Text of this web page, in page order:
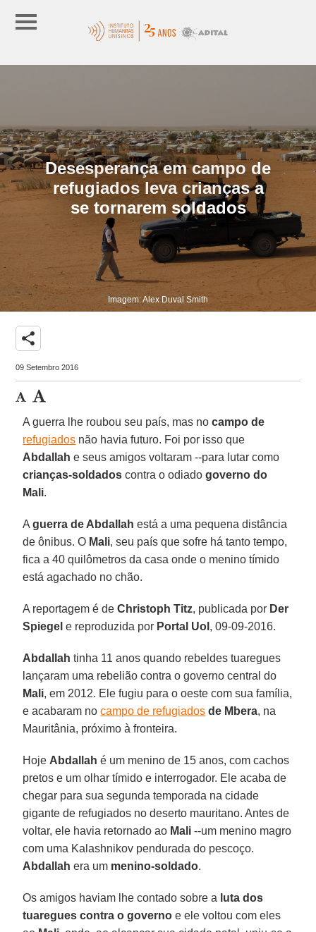
Desesperança em campo de
refugiados leva crianças a
se tornarem soldados
Imagem: Alex Duval Smith
share
09 Setembro 2016
A guerra lhe roubou seu país, mas nocampo de
refugiados não havia futuro. Foi por isso que
Abdallah e seus amigos voltaram --para lutar como
crianças-soldados contra o odiadogoverno do
Mali.
Aguerra de Abdallah está a uma pequena distância
de ônibus. O Mali, seu país que sofre há tanto tempo,
fica a 40 quilômetros da casa onde o menino tímido
está agachado no chão.
A reportagem é deChristoph Titz, publicada por Der
Spiegel e reproduzida por Portal Uol , 09-09-2016.
Abdallah tinha 11 anos quando rebeldes tuaregues
lançaram uma rebelião contra o governo central do
Mali, em 2012. Ele fugiu para o oeste com sua família,
e acabaram nocampo de refugiados de Mbera, na
Mauritânia, próximo à fronteira.
Hoje Abdallah é um menino de 15 anos, com cachos
pretos e um olhar tímido e interrogador. Ele acaba de
chegar para sua segunda temporada na cidade
gigante de refugiados no deserto mauritano. Antes de
voltar, ele havia retornado ao Mali --um menino magro
com uma Kalashnikov pendurada do pescoço.
Abdallah era um menino-soldado.
Os amigos haviam lhe contado sobre a luta dos
tuaregues contra o governo e ele voltou com eles